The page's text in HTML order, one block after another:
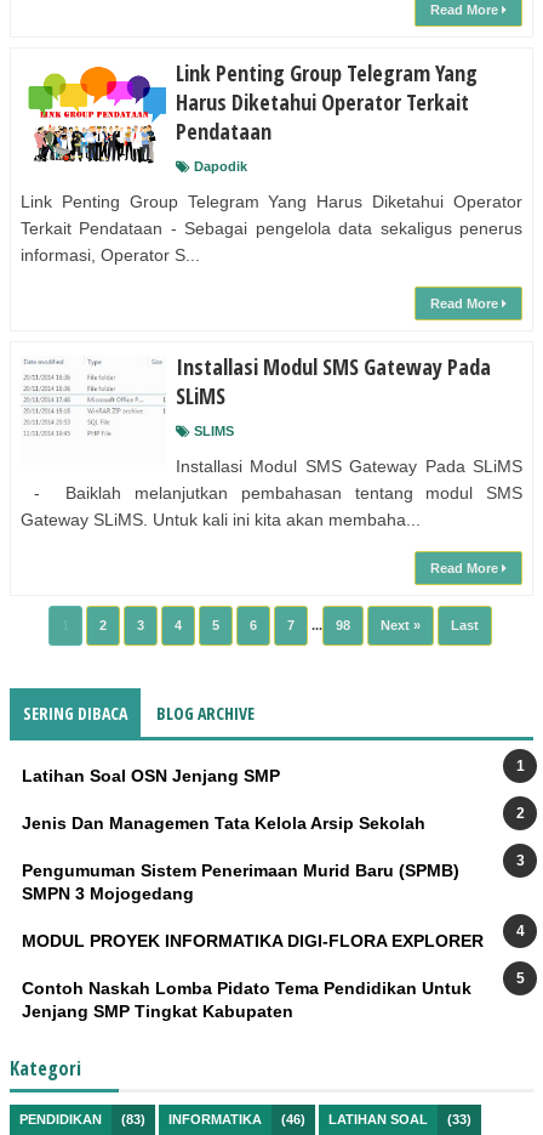
Read More
Link Penting Group Telegram Yang
Harus Diketahui Operator Terkait
Pendataan
Dapodik
Link Penting Group Telegram Yang Harus Diketahui Operator
Terkait Pendataan - Sebagai pengelola data sekaligus penerus
informasi, Operator S...
Read More
Installasi Modul SMS Gateway Pada
SLiMS
SLIMS
Installasi Modul SMS Gateway Pada SLiMS
- Baiklah melanjutkan pembahasan tentang modul SMS
Gateway SLiMS. Untuk kali ini kita akan membaha...
Read More
2 3 4 5 6 7 ... 98 Next » Last
SERING DIBACA BLOG ARCHIVE
Latihan Soal OSN Jenjang SMP
Jenis Dan Managemen Tata Kelola Arsip Sekolah
Pengumuman Sistem Penerimaan Murid Baru (SPMB)
SMPN 3 Mojogedang
MODUL PROYEK INFORMATIKA DIGI-FLORA EXPLORER
Contoh Naskah Lomba Pidato Tema Pendidikan Untuk
Jenjang SMP Tingkat Kabupaten
Kategori
PENDIDIKAN (83) INFORMATIKA (46) LATIHAN SOAL (33)